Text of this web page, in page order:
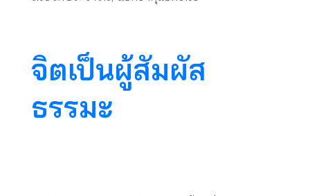
จิตเป็นผู้สัมผัส
ธรรมะ